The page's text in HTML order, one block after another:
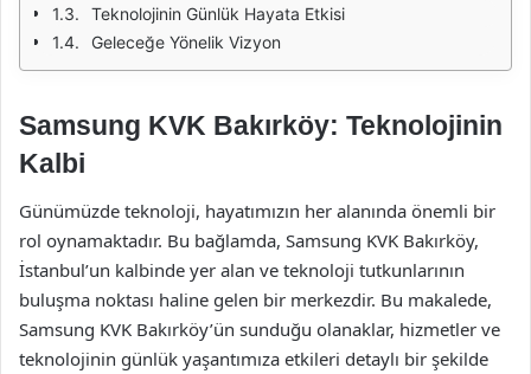
Teknolojinin Günlük Hayata Etkisi
Geleceğe Yönelik Vizyon
Samsung KVK Bakırköy: Teknolojinin
Kalbi
Günümüzde teknoloji, hayatımızın her alanında önemli bir
rol oynamaktadır. Bu bağlamda, Samsung KVK Bakırköy,
İstanbul’un kalbinde yer alan ve teknoloji tutkunlarının
buluşma noktası haline gelen bir merkezdir. Bu makalede,
Samsung KVK Bakırköy’ün sunduğu olanaklar, hizmetler ve
teknolojinin günlük yaşantımıza etkileri detaylı bir şekilde